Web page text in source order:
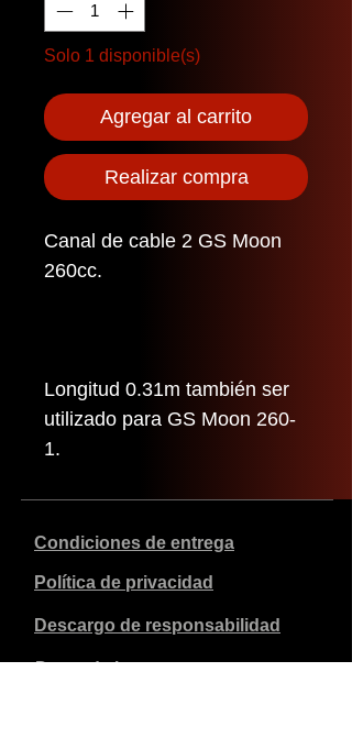
Solo 1 disponible(s)
Agregar al carrito
Realizar compra
Canal de cable 2 GS Moon
260cc.
Longitud 0.31m también ser
utilizado para GS Moon 260-
1.
Condiciones de entrega
Política de privacidad
Descargo de responsabilidad
Datos de la empresa